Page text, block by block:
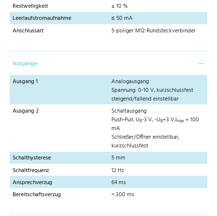
Restwelligkeit
± 10 %
Leerlaufstromaufnahme
≤ 50 mA
Anschlussart
5-poliger M12-Rundsteckverbinder
Ausgänge
Ausgang 1
Analogausgang
Spannung: 0-10 V, kurzschlussfest
steigend/fallend einstellbar
Ausgang 2
Schaltausgang
Push-Pull, UB-3 V, -UB+3 V,Imax = 100
mA
Schließer/Öffner einstellbar,
kurzschlussfest
Schalthysterese
5 mm
Schaltfrequenz
12 Hz
Ansprechverzug
64 ms
Bereitschaftsverzug
< 300 ms